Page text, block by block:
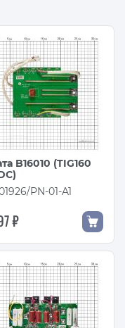
B16010 (TIG160
PN-01-A1
₽